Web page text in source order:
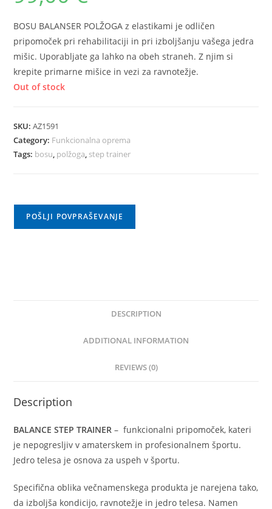
BOSU BALANSER POLŽOGA z elastikami je odličen
pripomoček pri rehabilitaciji in pri izboljšanju vašega jedra
mišic. Uporabljate ga lahko na obeh straneh. Z njim si
krepite primarne mišice in vezi za ravnotežje.
Out of stock
SKU:AZ1591
Category: Funkcionalna oprema
Tags: bosu, polžoga, step trainer
POŠLJI POVPRAŠEVANJE
DESCRIPTION
ADDITIONAL INFORMATION
REVIEWS (0)
Description
BALANCE STEP TRAINER – funkcionalni pripomoček, kateri
je nepogresljiv v amaterskem in profesionalnem športu.
Jedro telesa je osnova za uspeh v športu.
Specifična oblika večnamenskega produkta je narejena tako,
da izboljša kondicijo, ravnotežje in jedro telesa. Namen